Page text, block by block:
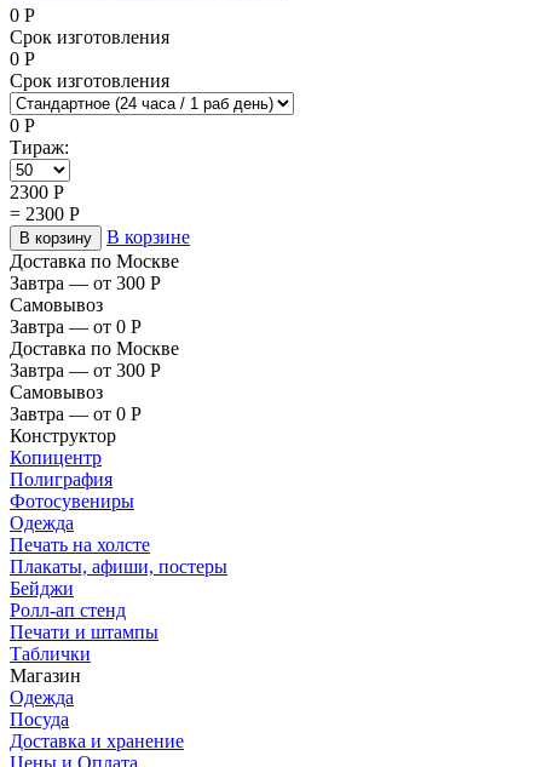
0 Р
Срок изготовления
0 Р
Срок изготовления
0 Р
Тираж:
2300 Р
= 2300 Р
В корзину
В корзине
Доставка по Москве
Завтра — от 300 Р
Самовывоз
Завтра — от 0 Р
Доставка по Москве
Завтра — от 300 Р
Самовывоз
Завтра — от 0 Р
Конструктор
Копицентр
Полиграфия
Фотосувениры
Одежда
Печать на холсте
Плакаты, афиши, постеры
Бейджи
Ролл-ап стенд
Печати и штампы
Таблички
Магазин
Одежда
Посуда
Доставка и хранение
Цены и Оплата